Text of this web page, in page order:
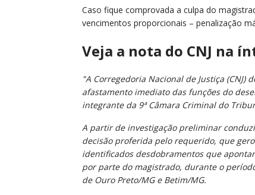
Caso fique comprovada a culpa do
vencimentos proporcionais – penalização
Veja a nota do CNJ na
"A Corregedoria Nacional de Justiça
afastamento imediato das funções do
integrante da 9ª Câmara Criminal do
A partir de investigação preliminar
decisão proferida pelo requerido, que
identificados desdobramentos que
por parte do magistrado, durante o
de Ouro Preto/MG e Betim/MG.